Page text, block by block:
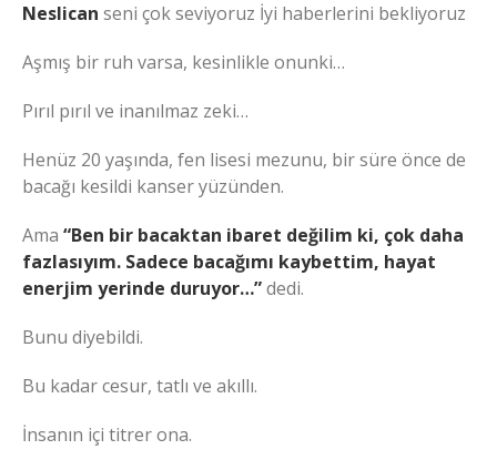
Neslican seni çok seviyoruz İyi haberlerini bekliyoruz
Aşmış bir ruh varsa, kesinlikle onunki…
Pırıl pırıl ve inanılmaz zeki…
Henüz 20 yaşında, fen lisesi mezunu, bir süre önce de
bacağı kesildi kanser yüzünden.
Ama “Ben bir bacaktan ibaret değilim ki, çok daha
fazlasıyım. Sadece bacağımı kaybettim, hayat
enerjim yerinde duruyor…”dedi.
Bunu diyebildi.
Bu kadar cesur, tatlı ve akıllı.
İnsanın içi titrer ona.